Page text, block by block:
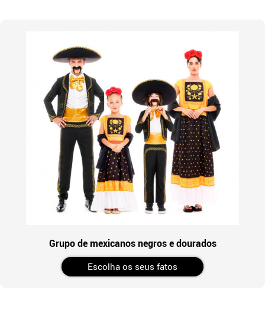
Grupo de mexicanos negros e dourados
Escolha os seus fatos